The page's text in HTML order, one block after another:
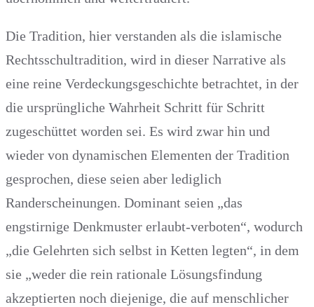
Die Tradition, hier verstanden als die islamische
Rechtsschultradition, wird in dieser Narrative als
eine reine Verdeckungsgeschichte betrachtet, in der
die ursprüngliche Wahrheit Schritt für Schritt
zugeschüttet worden sei. Es wird zwar hin und
wieder von dynamischen Elementen der Tradition
gesprochen, diese seien aber lediglich
Randerscheinungen. Dominant seien „das
engstirnige Denkmuster erlaubt-verboten“, wodurch
„die Gelehrten sich selbst in Ketten legten“, in dem
sie „weder die rein rationale Lösungsfindung
akzeptierten noch diejenige, die auf menschlicher